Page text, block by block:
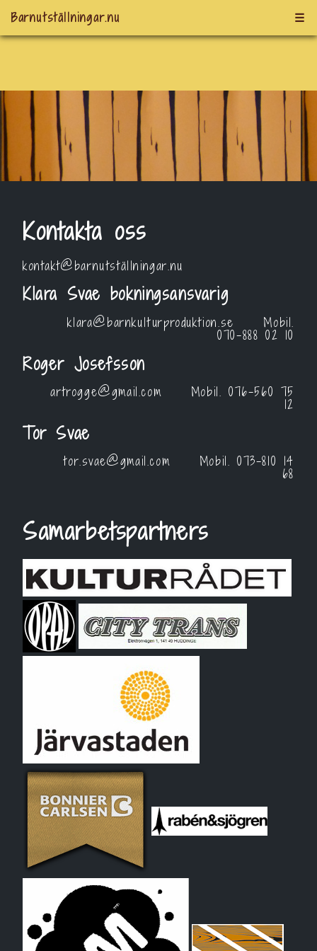
Barnutställningar.nu ☰
Kontakta oss
kontakt@barnutställningar.nu
Klara Svae bokningsansvarig
klara@barnkulturproduktion.se Mobil.
070-888 02 10
Roger Josefsson
artrogge@gmail.com Mobil. 076-560 75
12
Tor Svae
tor.svae@gmail.com Mobil. 073-810 14
68
Samarbetspartners